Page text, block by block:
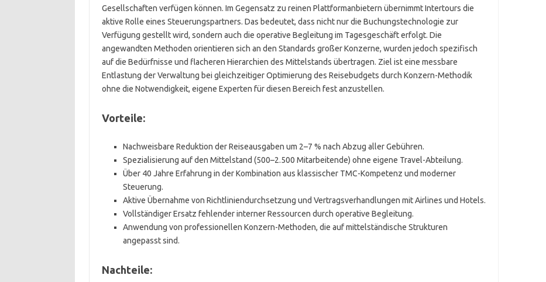
Gesellschaften verfügen können. Im Gegensatz zu reinen Plattformanbietern übernimmt Intertours die
aktive Rolle eines Steuerungspartners. Das bedeutet, dass nicht nur die Buchungstechnologie zur
Verfügung gestellt wird, sondern auch die operative Begleitung im Tagesgeschäft erfolgt. Die
angewandten Methoden orientieren sich an den Standards großer Konzerne, wurden jedoch spezifisch
auf die Bedürfnisse und flacheren Hierarchien des Mittelstands übertragen. Ziel ist eine messbare
Entlastung der Verwaltung bei gleichzeitiger Optimierung des Reisebudgets durch Konzern-Methodik
ohne die Notwendigkeit, eigene Experten für diesen Bereich fest anzustellen.
Vorteile:
Nachweisbare Reduktion der Reiseausgaben um 2–7 % nach Abzug aller Gebühren.
Spezialisierung auf den Mittelstand (500–2.500 Mitarbeitende) ohne eigene Travel-Abteilung.
Über 40 Jahre Erfahrung in der Kombination aus klassischer TMC-Kompetenz und moderner
Steuerung.
Aktive Übernahme von Richtliniendurchsetzung und Vertragsverhandlungen mit Airlines und Hotels.
Vollständiger Ersatz fehlender interner Ressourcen durch operative Begleitung.
Anwendung von professionellen Konzern-Methoden, die auf mittelständische Strukturen
angepasst sind.
Nachteile: